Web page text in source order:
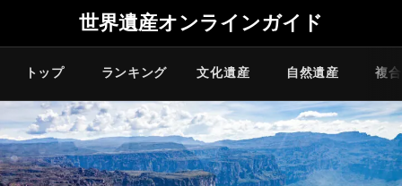
世界遺産オンラインガイド
トップ ランキング 文化遺産 自然遺産 複